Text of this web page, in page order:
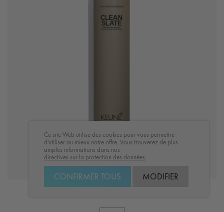
STYLE CLEAN SLATE
Ce site Web utilise des cookies pour vous permettre
d'utiliser au mieux notre offre. Vous trouverez de plus
amples informations dans nos
directives sur la protection des données.
CONFIRMER TOUS MODIFIER